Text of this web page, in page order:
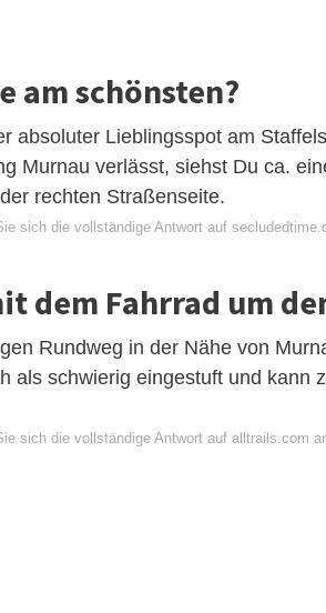
am schönsten?
absoluter Lieblingsspot am
Murnau verlässt, siehst Du ca.
rechten Straßenseite.
sich die vollständige Antwort auf
dem Fahrrad um
Rundweg in der Nähe von
als schwierig eingestuft und kann
sich die vollständige Antwort auf alltrails.com